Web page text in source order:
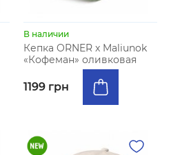
В наличии
Кепка ORNER x Maliunok
«Кофеман» оливковая
1199 грн